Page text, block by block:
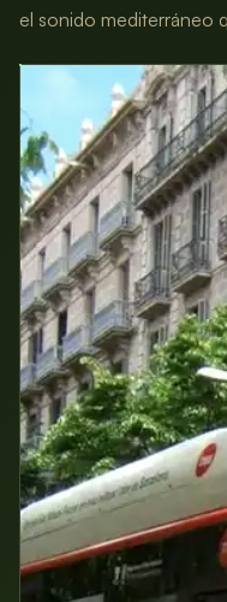
el sonido mediterráneo